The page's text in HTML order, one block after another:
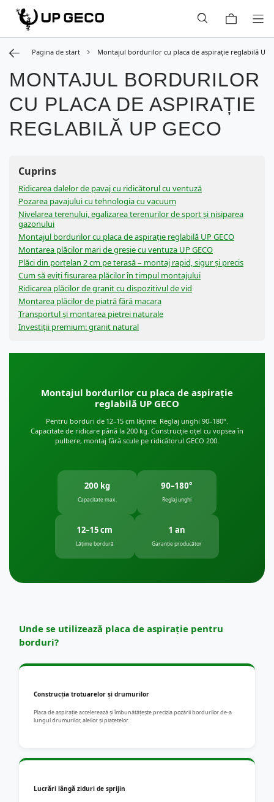
Pagina de start Montajul bordurilor cu placa de aspirație reglabilă UP
MONTAJUL BORDURILOR
CU PLACA DE ASPIRAȚIE
REGLABILĂ UP GECO
Cuprins
Ridicarea dalelor de pavaj cu ridicătorul cu ventuză
Pozarea pavajului cu tehnologia cu vacuum
Nivelarea terenului, egalizarea terenurilor de sport și nisiparea
gazonului
Montajul bordurilor cu placa de aspirație reglabilă UP GECO
Montarea plăcilor mari de gresie cu ventuza UP GECO
Plăci din porțelan 2 cm pe terasă – montaj rapid, sigur și precis
Cum să eviți fisurarea plăcilor în timpul montajului
Ridicarea plăcilor de granit cu dispozitivul de vid
Montarea plăcilor de piatră fără macara
Transportul și montarea pietrei naturale
Investiții premium: granit natural
Montajul bordurilor cu placa de aspirație
reglabilă UP GECO
Pentru borduri de 12–15 cm lățime. Reglaj unghi 90–180°.
Capacitate de ridicare până la 200 kg. Construcție oțel cu vopsea în
pulbere, montaj fără scule pe ridicătorul GECO 200.
200 kg
Capacitate max.
90–180°
Reglaj unghi
12–15 cm
Lățime bordură
1 an
Garanție producător
Unde se utilizează placa de aspirație pentru
borduri?
Construcția trotuarelor și drumurilor
Placa de aspirație accelerează și îmbunătățește precizia pozării bordurilor de-a
lungul drumurilor, aleilor și piațetelor.
Lucrări lângă ziduri de sprijin